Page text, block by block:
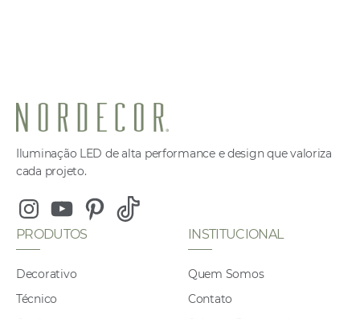
Iluminação LED de alta performance e design que valoriza
cada projeto.
InstagramYoutubePinterest
Tiktok
PRODUTOS
Decorativo
Técnico
INSTITUCIONAL
Quem Somos
Contato